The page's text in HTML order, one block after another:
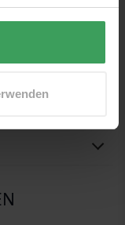
So
Text zu